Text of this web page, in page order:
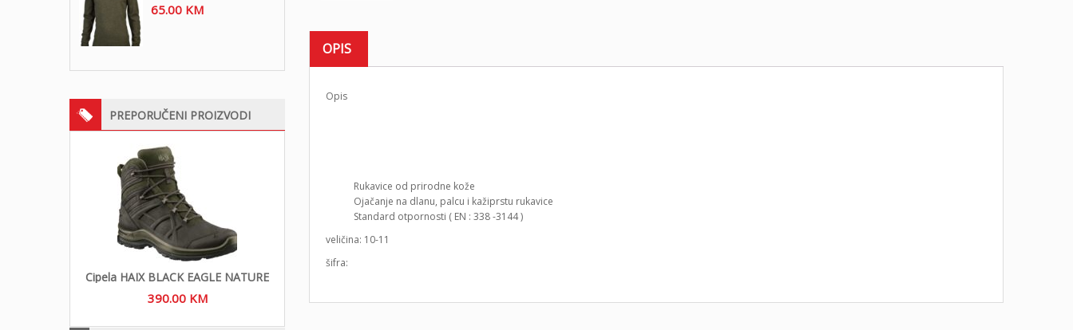
65.00 KM
PREPORUČENI PROIZVODI
Cipela HAIX BLACK EAGLE NATURE
390.00 KM
OPIS
Opis
Rukavice od prirodne kože
Ojačanje na dlanu, palcu i kažiprstu rukavice
Standard otpornosti ( EN : 338 -3144 )
veličina: 10-11
šifra: